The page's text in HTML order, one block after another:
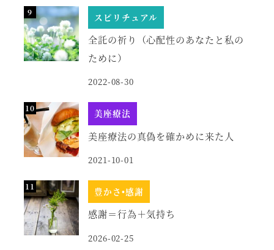
スピリチュアル
全託の祈り（心配性のあなたと私の
ために）
2022-08-30
美座療法
美座療法の真偽を確かめに来た人
2021-10-01
豊かさ•感謝
感謝＝行為＋気持ち
2026-02-25